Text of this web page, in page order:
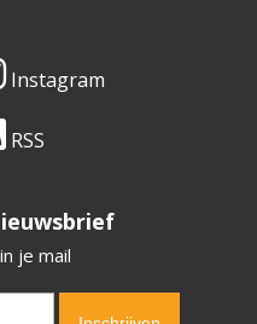
Instagram
RSS
je mail